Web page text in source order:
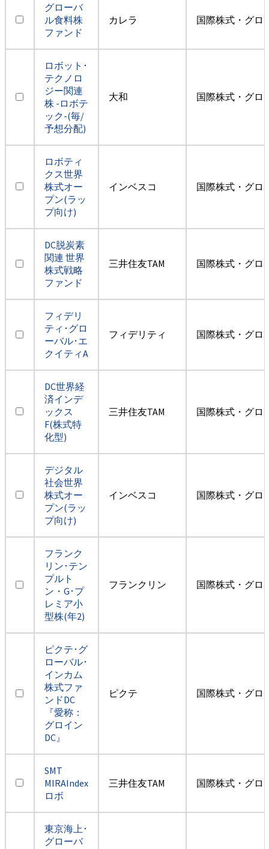
グローバ
ル食料株
ファンド
カレラ 国際株式・グロ
ロボット･
テクノロ
ジー関連
株 -ロボテ
ック-(毎/
予想分配)
大和 国際株式・グロ
ロボティ
クス世界
株式オー
プン(ラッ
プ向け)
インベスコ 国際株式・グロ
DC脱炭素
関連 世界
株式戦略
ファンド
三井住友TAM 国際株式・グロ
フィデリ
ティ･グロ
ーバル･エ
クイティA
フィデリティ 国際株式・グロ
DC世界経
済インデ
ックス
F(株式特
化型)
三井住友TAM 国際株式・グロ
デジタル
社会世界
株式オー
プン(ラッ
プ向け)
インベスコ 国際株式・グロ
フランク
リン･テン
プルト
ン・G･プ
レミア小
型株(年2)
フランクリン 国際株式・グロ
ピクテ･グ
ローバル･
インカム
株式ファ
ンドDC
『愛称：
グロイン
DC』
ピクテ 国際株式・グロ
SMT
MIRAIndex
ロボ
三井住友TAM 国際株式・グロ
東京海上･
グローバ